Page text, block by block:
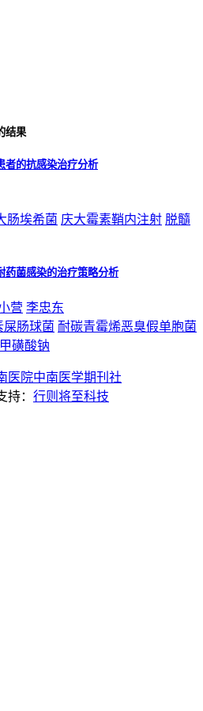
结果
者的抗感染治疗分析
肠埃希菌 庆大霉素鞘内注射 脱髓
药菌感染的治疗策略分析
营 李忠东
屎肠球菌 耐碳青霉烯恶臭假单胞菌
磺酸钠
医院中南医学期刊社
持： 行则将至科技